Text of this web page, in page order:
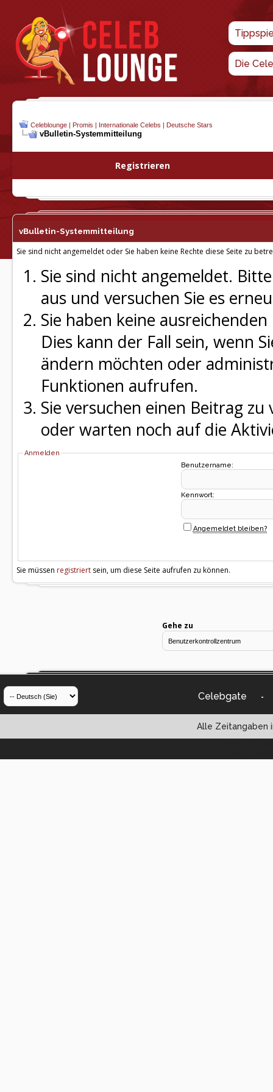
Die
Celeblounge | Promis | Internationale Celebs | Deutsche Stars
vBulletin-Systemmitteilung
Registrieren
vBulletin-Systemmitteilung
Sie sind nicht angemeldet oder Sie haben keine Rechte diese Seite zu
Sie sind nicht angemeldet.
aus und versuchen Sie es
Sie haben keine
Dies kann der Fall sein, wenn
ändern möchten oder
Funktionen aufrufen.
Sie versuchen einen Beitrag
oder warten noch auf die
Anmelden
Benutzername:
Kennwort:
Angemeldet bleiben?
Sie müssen registriert sein, um diese Seite aufrufen zu können.
Gehe zu
Celebgate -
Alle Zeitangaben